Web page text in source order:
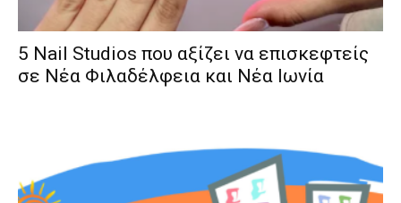
5 Nail Studios που αξίζει να επισκεφτείς
σε Νέα Φιλαδέλφεια και Νέα Ιωνία